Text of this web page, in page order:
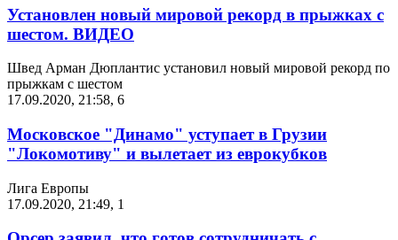
Установлен новый мировой рекорд в прыжках с
шестом. ВИДЕО
Швед Арман Дюплантис установил новый мировой рекорд по
прыжкам с шестом
17.09.2020, 21:58, 6
Московское "Динамо" уступает в Грузии
"Локомотиву" и вылетает из еврокубков
Лига Европы
17.09.2020, 21:49, 1